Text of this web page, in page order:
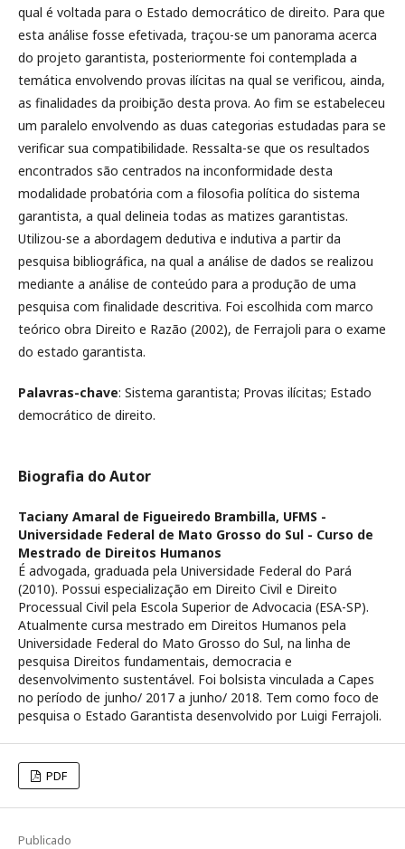
qual é voltada para o Estado democrático de direito. Para que
esta análise fosse efetivada, traçou-se um panorama acerca
do projeto garantista, posteriormente foi contemplada a
temática envolvendo provas ilícitas na qual se verificou, ainda,
as finalidades da proibição desta prova. Ao fim se estabeleceu
um paralelo envolvendo as duas categorias estudadas para se
verificar sua compatibilidade. Ressalta-se que os resultados
encontrados são centrados na inconformidade desta
modalidade probatória com a filosofia política do sistema
garantista, a qual delineia todas as matizes garantistas.
Utilizou-se a abordagem dedutiva e indutiva a partir da
pesquisa bibliográfica, na qual a análise de dados se realizou
mediante a análise de conteúdo para a produção de uma
pesquisa com finalidade descritiva. Foi escolhida com marco
teórico obra Direito e Razão (2002), de Ferrajoli para o exame
do estado garantista.
Palavras-chave: Sistema garantista; Provas ilícitas; Estado
democrático de direito.
Biografia do Autor
Taciany Amaral de Figueiredo Brambilla, UFMS -
Universidade Federal de Mato Grosso do Sul - Curso de
Mestrado de Direitos Humanos
É advogada, graduada pela Universidade Federal do Pará
(2010). Possui especialização em Direito Civil e Direito
Processual Civil pela Escola Superior de Advocacia (ESA-SP).
Atualmente cursa mestrado em Direitos Humanos pela
Universidade Federal do Mato Grosso do Sul, na linha de
pesquisa Direitos fundamentais, democracia e
desenvolvimento sustentável. Foi bolsista vinculada a Capes
no período de junho/ 2017 a junho/ 2018. Tem como foco de
pesquisa o Estado Garantista desenvolvido por Luigi Ferrajoli.
PDF
Publicado